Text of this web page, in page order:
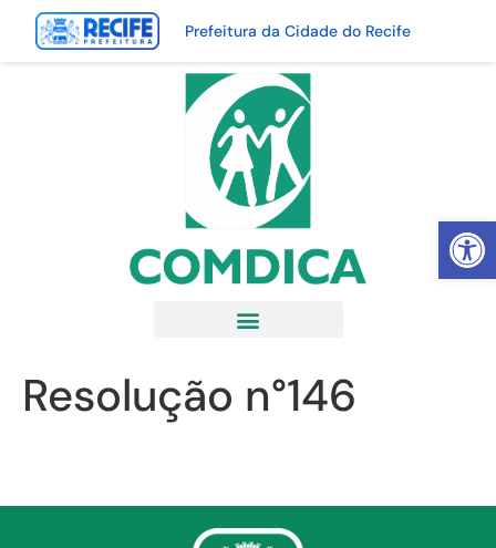
Abrir
Prefeitura da Cidade do Recife
Resolução n°146